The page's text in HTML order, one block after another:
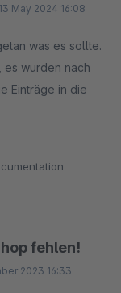
13 May 2024 16:08
was es sollte.
es wurden nach
Einträge in die
Maximum an
an die Kunden
einem Monat
fehlen!
2023 16:33